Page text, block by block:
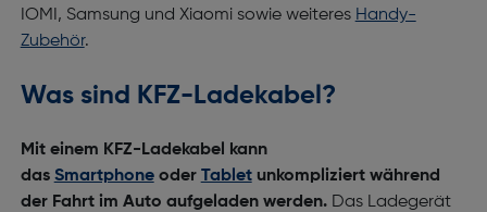
IOMI, Samsung und Xiaomi sowie weiteres Handy-
Zubehör.
Was sind KFZ-Ladekabel?
Mit einem KFZ-Ladekabel kann
das Smartphoneoder Tabletunkompliziert während
der Fahrt im Auto aufgeladen werden.Das Ladegerät